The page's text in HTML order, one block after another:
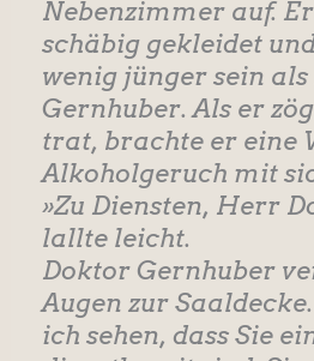
Nebenzimmer auf.
schäbig gekleidet
wenig jünger sein
Gernhuber. Als er
trat, brachte er eine
Alkoholgeruch mit
»Zu Diensten, Herr
lallte leicht.
Doktor Gernhuber
Augen zur
ich sehen, dass Sie